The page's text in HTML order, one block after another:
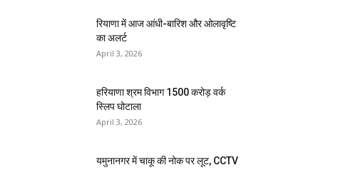
रियाणा में आज आंधी-बारिश और ओलावृष्टि
का अलर्ट
April 3, 2026
हरियाणा श्रम विभाग 1500 करोड़ वर्क
स्लिप घोटाला
April 3, 2026
यमुनानगर में चाकू की नोक पर लूट, CCTV